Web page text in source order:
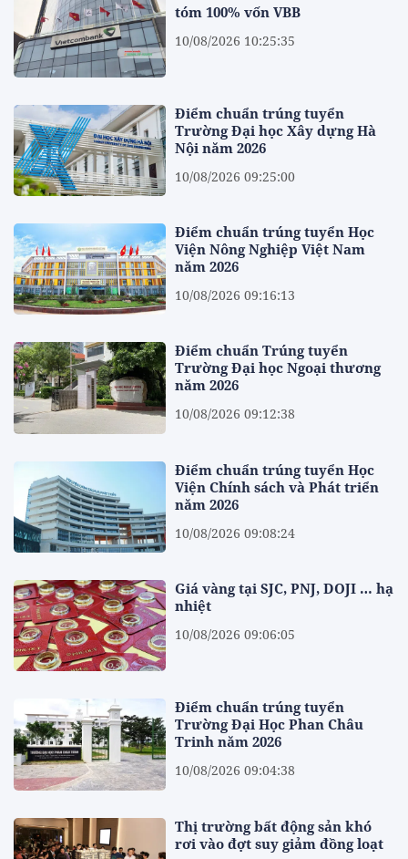
tóm 100% vốn VBB
10/08/2026 10:25:35
Điểm chuẩn trúng tuyển
Trường Đại học Xây dựng Hà
Nội năm 2026
10/08/2026 09:25:00
Điểm chuẩn trúng tuyển Học
Viện Nông Nghiệp Việt Nam
năm 2026
10/08/2026 09:16:13
Điểm chuẩn Trúng tuyển
Trường Đại học Ngoại thương
năm 2026
10/08/2026 09:12:38
Điểm chuẩn trúng tuyển Học
Viện Chính sách và Phát triển
năm 2026
10/08/2026 09:08:24
Giá vàng tại SJC, PNJ, DOJI … hạ
nhiệt
10/08/2026 09:06:05
Điểm chuẩn trúng tuyển
Trường Đại Học Phan Châu
Trinh năm 2026
10/08/2026 09:04:38
Thị trường bất động sản khó
rơi vào đợt suy giảm đồng loạt